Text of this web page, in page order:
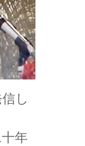
し
年